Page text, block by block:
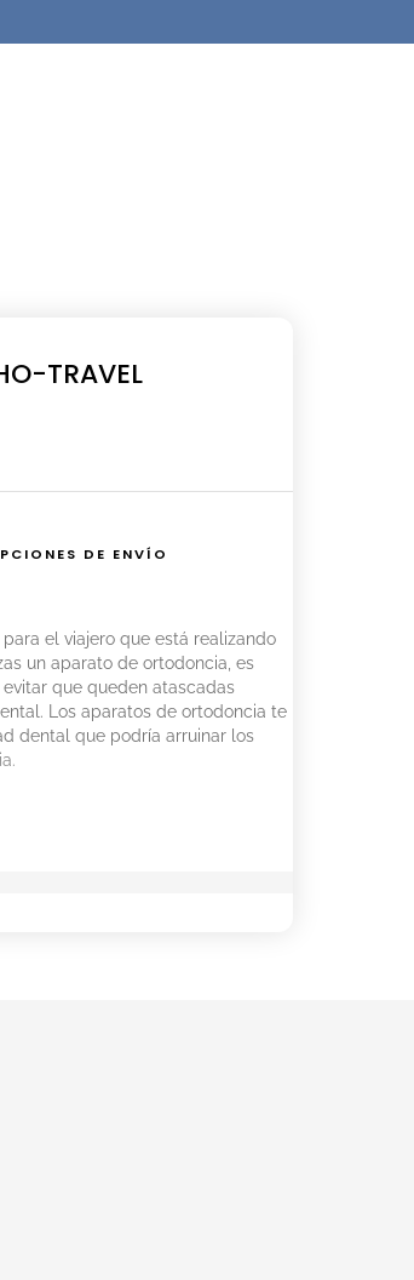
TRAVEL
DE ENVÍO
el viajero que está realizando
un aparato de ortodoncia, es
que queden atascadas
Los aparatos de ortodoncia te
dental que podría arruinar los